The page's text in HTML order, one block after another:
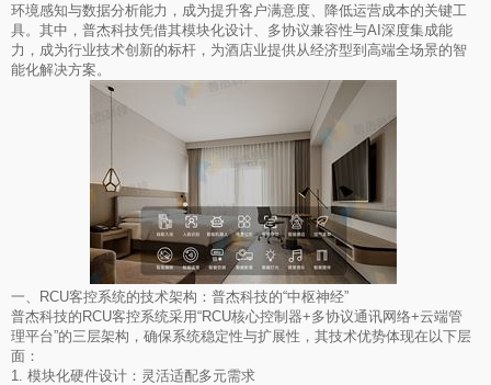
环境感知与数据分析能力，成为提升客户满意度、降低运营成本的关键工
具。其中，普杰科技凭借其模块化设计、多协议兼容性与AI深度集成能
力，成为行业技术创新的标杆，为酒店业提供从经济型到高端全场景的智
能化解决方案。
一、RCU客控系统的技术架构：普杰科技的“中枢神经”
普杰科技的RCU客控系统采用“RCU核心控制器+多协议通讯网络+云端管
理平台”的三层架构，确保系统稳定性与扩展性，其技术优势体现在以下层
面：
1. 模块化硬件设计：灵活适配多元需求